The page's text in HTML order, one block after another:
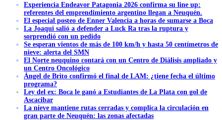
Experiencia Endeavor Patagonia 2026 confirma su line up:
referentes del emprendimiento argentino llegan a Neuquén.
El especial posteo de Enner Valencia a horas de sumarse a Boca
La Joaqui salió a defender a Luck Ra tras la ruptura y
sorprendió con un pedido
Se esperan vientos de más de 100 km/h y hasta 50 centímetros de
nieve: alerta del SMN
El Norte neuquino contará con un Centro de Diálisis ampliado y
un Centro Oncológico
Ángel de Brito confirmó el final de LAM: ¿tiene fecha el último
programa?
Ley del ex: Boca le ganó a Estudiantes de La Plata con gol de
Ascacibar
La nieve mantiene rutas cerradas y complica la circulación en
gran parte de Neuquén: las zonas afectadas